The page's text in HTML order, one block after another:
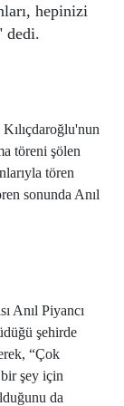
hepinizi
dedi.
töreni şölen
tören
sonunda Anıl
Anıl Piyancı
şehirde
“Çok
şey için
da